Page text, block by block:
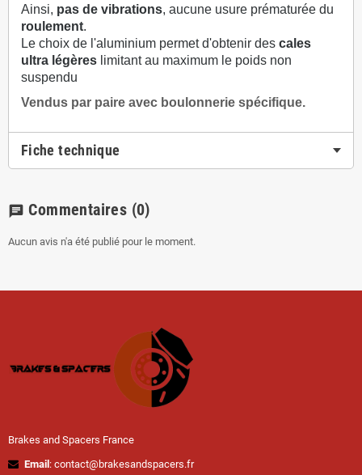
Ainsi, pas de vibrations, aucune usure prématurée du
roulement.
Le choix de l'aluminium permet d'obtenir des cales
ultra légères limitant au maximum le poids non
suspendu
Vendus par paire avec boulonnerie spécifique.
Fiche technique
chat Commentaires (0)
Aucun avis n'a été publié pour le moment.
Brakes and Spacers France
Email : contact@brakesandspacers.fr